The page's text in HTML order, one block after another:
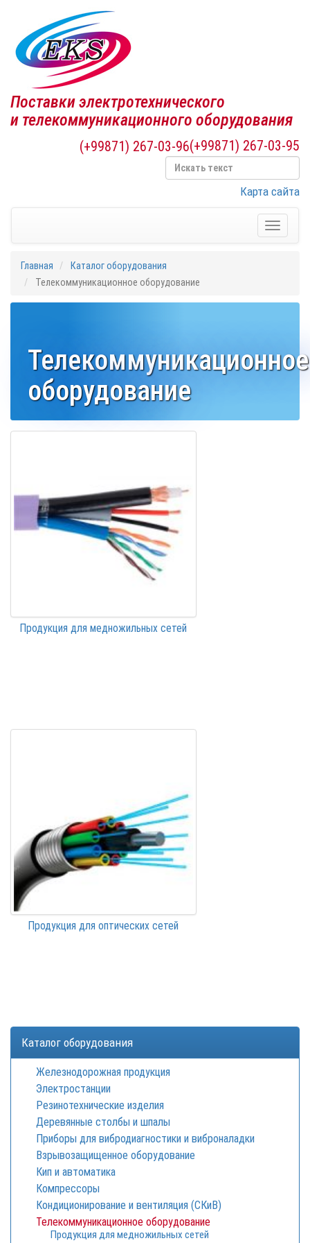
Поставки электротехнического
и телекоммуникационного оборудования
(+99871) 267-03-95
(+99871) 267-03-96
Карта сайта
Toggle
Главная
Каталог оборудования
Телекоммуникационное оборудование
Телекоммуникационное
оборудование
Продукция для медножильных сетей
Продукция для оптических сетей
Каталог оборудования
Железнодорожная продукция
Электростанции
Резинотехнические изделия
Деревянные столбы и шпалы
Приборы для вибродиагностики и виброналадки
Взрывозащищенное оборудование
Кип и автоматика
Компрессоры
Кондиционирование и вентиляция (СКиВ)
Телекоммуникационное оборудование
Продукция для медножильных сетей